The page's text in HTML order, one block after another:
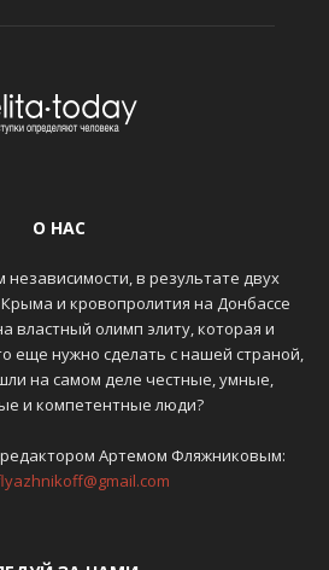
О НАС
в результате двух
и кровопролития на Донбассе
властный олимп элиту, которая и
еще нужно сделать с нашей страной,
на самом деле честные, умные,
и компетентные люди?
Артемом Фляжниковым: